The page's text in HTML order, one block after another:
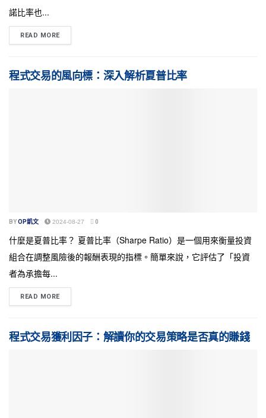
諾比率也...
READ MORE
程式交易的風向標：深入解析夏普比率
BYOP凱文 2024-08-27 0
什麼是夏普比率？ 夏普比率（Sharpe Ratio）是一個用來衡量投資
組合在調整風險後的報酬表現的指標。簡單來說，它評估了「投資
者為承擔每...
READ MORE
程式交易獲利因子：解讀你的交易策略是否真的賺錢